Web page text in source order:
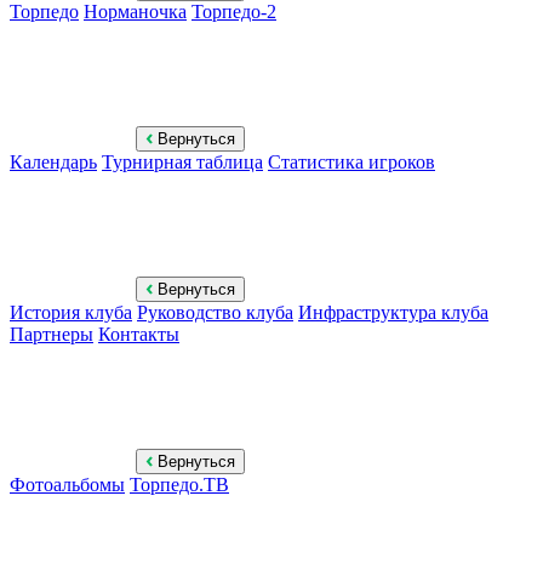
Торпедо Норманочка Торпедо-2
Вернуться
Календарь Турнирная таблица Статистика игроков
Вернуться
История клуба Руководство клуба Инфраструктура клуба
Партнеры Контакты
Вернуться
Фотоальбомы Торпедо.ТВ